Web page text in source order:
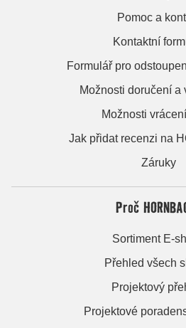
Pomoc a
Kontaktní
Formulář pro
Možnosti doručení a
Možnosti
Jak přidat recenzi na
Záruky
Proč
Sortiment E-
Přehled všech
Projektový
Projektové